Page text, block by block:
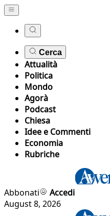
Cerca
Attualità
Politica
Mondo
Agorà
Podcast
Chiesa
Idee e Commenti
Economia
Rubriche
Abbonati
Accedi
August 8, 2026